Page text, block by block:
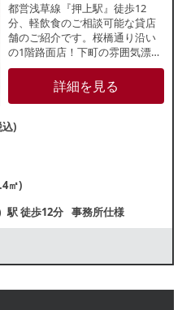
都営浅草線『押上駅』徒歩12
分、軽飲食のご相談可能な貸店
舗のご紹介です。桜橋通り沿い
の1階路面店！下町の雰囲気漂う
エリアで、周辺ではレトロなス
イーツ店や居酒屋も営業してい
ます。諸条件等、お気軽にお問
詳細を見る
込)
㎡)
駅徒歩12分 事務所仕様